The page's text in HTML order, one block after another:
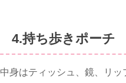
4.持ち歩きポーチ
中身はティッシュ、鏡、リッ